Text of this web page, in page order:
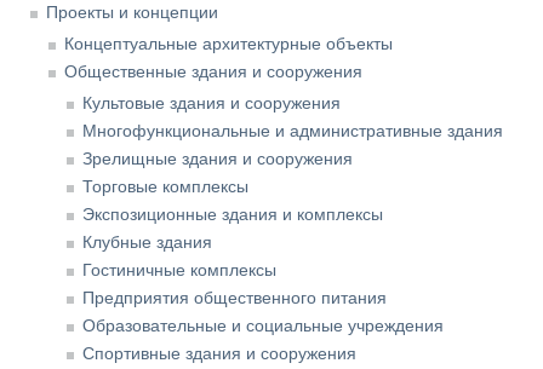
Проекты и концепции
Концептуальные архитектурные объекты
Общественные здания и сооружения
Культовые здания и сооружения
Многофункциональные и административные здания
Зрелищные здания и сооружения
Торговые комплексы
Экспозиционные здания и комплексы
Клубные здания
Гостиничные комплексы
Предприятия общественного питания
Образовательные и социальные учреждения
Спортивные здания и сооружения